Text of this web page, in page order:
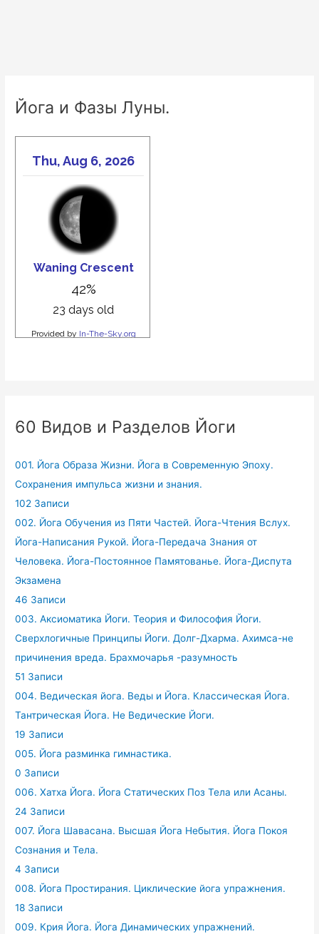
Йога и Фазы Луны.
60 Видов и Разделов Йоги
001. Йога Образа Жизни. Йога в Современную Эпоху.
Сохранения импульса жизни и знания.
102 Записи
002. Йога Обучения из Пяти Частей. Йога-Чтения Вслух.
Йога-Написания Рукой. Йога-Передача Знания от
Человека. Йога-Постоянное Памятованье. Йога-Диспута
Экзамена
46 Записи
003. Аксиоматика Йоги. Теория и Философия Йоги.
Сверхлогичные Принципы Йоги. Долг-Дхарма. Ахимса-не
причинения вреда. Брахмочарья -разумность
51 Записи
004. Ведическая йога. Веды и Йога. Классическая Йога.
Тантрическая Йога. Не Ведические Йоги.
19 Записи
005. Йога разминка гимнастика.
0 Записи
006. Хатха Йога. Йога Статических Поз Тела или Асаны.
24 Записи
007. Йога Шавасана. Высшая Йога Небытия. Йога Покоя
Сознания и Тела.
4 Записи
008. Йога Простирания. Циклические йога упражнения.
18 Записи
009. Крия Йога. Йога Динамических упражнений.